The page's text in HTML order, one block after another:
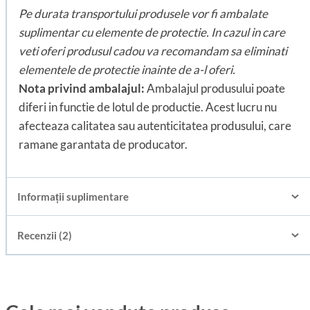
Pe durata transportului produsele vor fi ambalate
suplimentar cu elemente de protectie. In cazul in care
veti oferi produsul cadou va recomandam sa eliminati
elementele de protectie inainte de a-l oferi.
Nota privind ambalajul:Ambalajul produsului poate
diferi in functie de lotul de productie. Acest lucru nu
afecteaza calitatea sau autenticitatea produsului, care
ramane garantata de producator.
Informații suplimentare
Recenzii (2)